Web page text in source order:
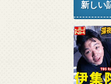
新しい